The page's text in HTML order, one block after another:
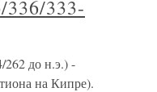
333-
до н.э.) -
на Кипре).